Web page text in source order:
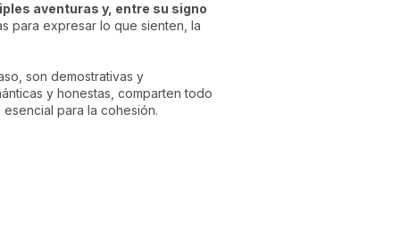
aventuras y, entre su signo
para expresar lo que sienten, la
son demostrativas y
y honestas, comparten todo
para la cohesión.